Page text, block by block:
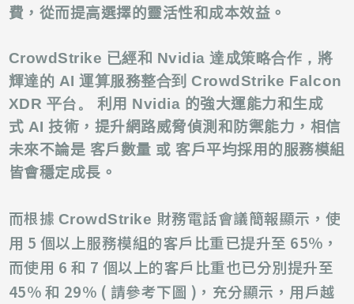
費，從而提高選擇的靈活性和成本效益。
CrowdStrike 已經和 Nvidia 達成策略合作，將
輝達的 AI 運算服務整合到 CrowdStrike Falcon
XDR 平台。 利用 Nvidia 的強大運能力和生成
式 AI技術，提升網路威脅偵測和防禦能力，相信
未來不論是 客戶數量 或 客戶平均採用的服務模組
皆會穩定成長。
而根據 CrowdStrike 財務電話會議簡報顯示，使
用 5 個以上服務模組的客戶比重已提升至 65% ，
而使用 6 和 7 個以上的客戶比重也已分別提升至
45% 和 29% ( 請參考下圖 )，充分顯示，用戶越